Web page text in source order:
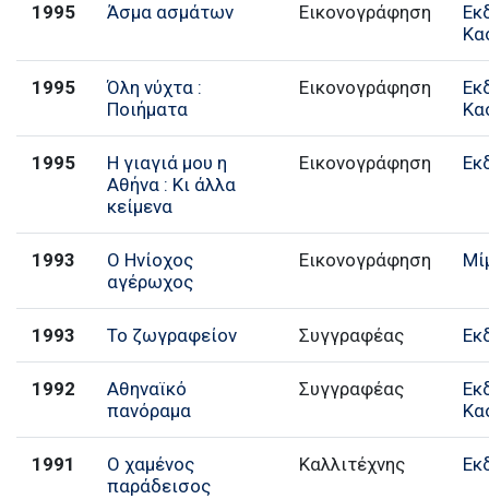
1995 Άσμα ασμάτων Εικονογράφηση
1995
Όλη νύχτα :
Ποιήματα
Εικονογράφηση
1995
Η γιαγιά μου η
Αθήνα : Κι άλλα
κείμενα
Εικονογράφηση
1993
Ο Ηνίοχος
αγέρωχος
Εικονογράφηση
1993 Το ζωγραφείον Συγγραφέας
1992
Αθηναϊκό
πανόραμα
Συγγραφέας
1991
Ο χαμένος
παράδεισος
Καλλιτέχνης